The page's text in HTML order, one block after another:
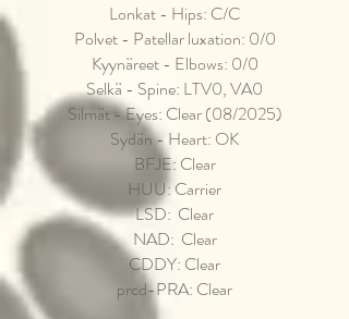
Lonkat - Hips: C/C
Polvet - Patellar luxation: 0/0
Kyynäreet - Elbows: 0/0
Selkä - Spine: LTV0, VA0
Silmät - Eyes: Clear (08/2025)
Sydän - Heart: OK
BFJE: Clear
HUU: Carrier
LSD: Clear
NAD: Clear
CDDY: Clear
prcd-PRA: Clear